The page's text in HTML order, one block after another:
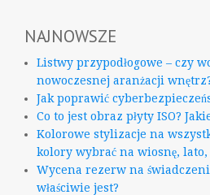
NAJNOWSZE
Listwy przypodłogowe – czy
nowoczesnej aranżacji
Jak poprawić
Co to jest obraz płyty ISO?
Kolorowe stylizacje na
kolory wybrać na wiosnę, lato,
Wycena rezerw na
właściwie jest?